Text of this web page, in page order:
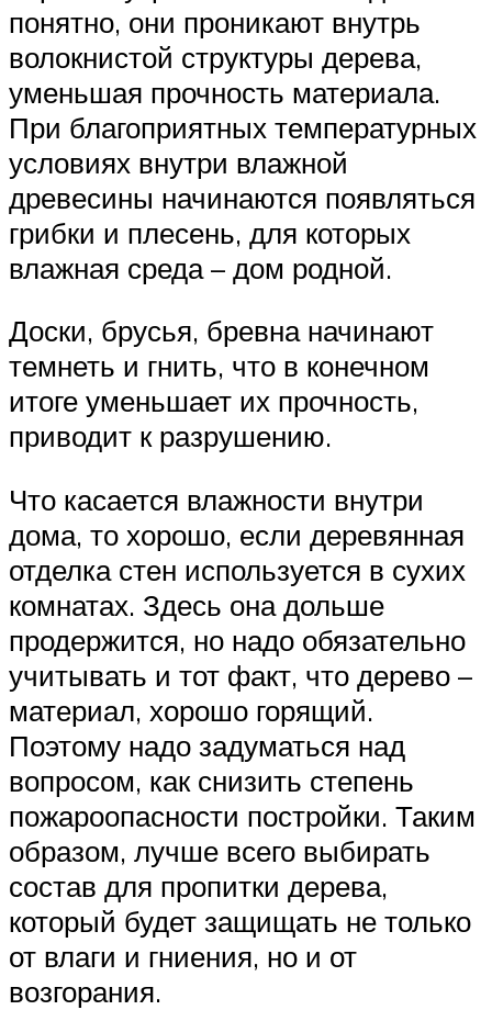
понятно, они проникают внутрь
волокнистой структуры дерева,
уменьшая прочность материала.
При благоприятных температурных
условиях внутри влажной
древесины начинаются появляться
грибки и плесень, для которых
влажная среда – дом родной.
Доски, брусья, бревна начинают
темнеть и гнить, что в конечном
итоге уменьшает их прочность,
приводит к разрушению.
Что касается влажности внутри
дома, то хорошо, если деревянная
отделка стен используется в сухих
комнатах. Здесь она дольше
продержится, но надо обязательно
учитывать и тот факт, что дерево –
материал, хорошо горящий.
Поэтому надо задуматься над
вопросом, как снизить степень
пожароопасности постройки. Таким
образом, лучше всего выбирать
состав для пропитки дерева,
который будет защищать не только
от влаги и гниения, но и от
возгорания.